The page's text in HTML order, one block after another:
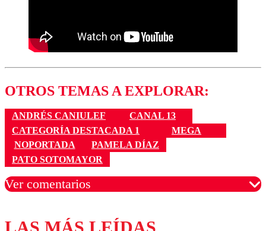
OTROS TEMAS A EXPLORAR:
ANDRÉS CANIULEF
CANAL 13
CATEGORÍA DESTACADA 1
MEGA
NOPORTADA
PAMELA DÍAZ
PATO SOTOMAYOR
Ver comentarios
Los comentarios son moderados para garantizar un
LAS MÁS LEÍDAS